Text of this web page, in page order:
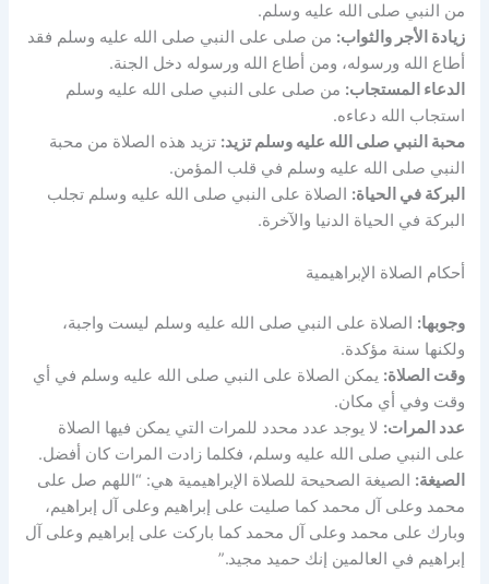
من النبي صلى الله عليه وسلم.
زيادة الأجر والثواب: من صلى على النبي صلى الله عليه وسلم فقد
أطاع الله ورسوله، ومن أطاع الله ورسوله دخل الجنة.
الدعاء المستجاب: من صلى على النبي صلى الله عليه وسلم
استجاب الله دعاءه.
محبة النبي صلى الله عليه وسلم تزيد: تزيد هذه الصلاة من محبة
النبي صلى الله عليه وسلم في قلب المؤمن.
البركة في الحياة: الصلاة على النبي صلى الله عليه وسلم تجلب
البركة في الحياة الدنيا والآخرة.
أحكام الصلاة الإبراهيمية
وجوبها: الصلاة على النبي صلى الله عليه وسلم ليست واجبة،
ولكنها سنة مؤكدة.
وقت الصلاة: يمكن الصلاة على النبي صلى الله عليه وسلم في أي
وقت وفي أي مكان.
عدد المرات: لا يوجد عدد محدد للمرات التي يمكن فيها الصلاة
على النبي صلى الله عليه وسلم، فكلما زادت المرات كان أفضل.
الصيغة: الصيغة الصحيحة للصلاة الإبراهيمية هي: “اللهم صل على
محمد وعلى آل محمد كما صليت على إبراهيم وعلى آل إبراهيم،
وبارك على محمد وعلى آل محمد كما باركت على إبراهيم وعلى آل
إبراهيم في العالمين إنك حميد مجيد.”